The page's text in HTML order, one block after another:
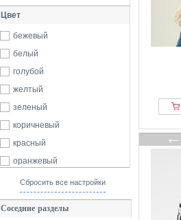
Hummel
Jack Wolfskin
Kangaroos
Kari Traa
Mammut
Nike
NOMAD
ONeill
Only
Peak Performance
Protest
Цвет
бежевый
белый
голубой
желтый
зеленый
коричневый
красный
оранжевый
разноцветный
серебристый
Сбросить все настройки
Соседние разделы